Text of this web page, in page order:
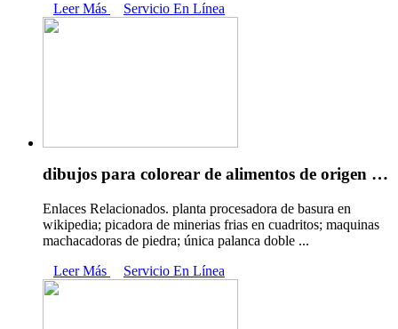
Leer Más
Servicio En Línea
dibujos para colorear de alimentos de origen …
Enlaces Relacionados. planta procesadora de basura en
wikipedia; picadora de minerias frias en cuadritos; maquinas
machacadoras de piedra; única palanca doble ...
Leer Más
Servicio En Línea